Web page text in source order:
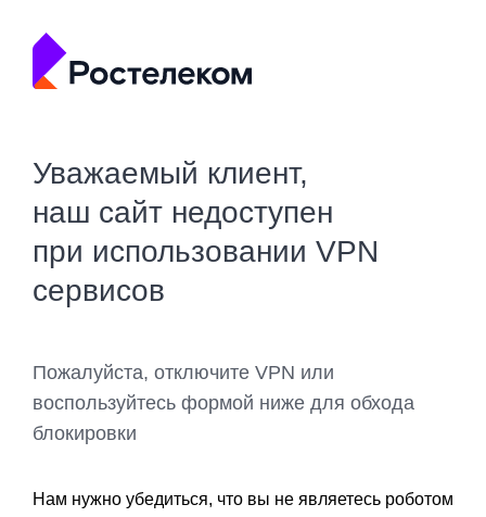
Уважаемый клиент,
наш сайт недоступен
при использовании VPN
сервисов
Пожалуйста, отключите VPN или
воспользуйтесь формой ниже для обхода
блокировки
Нам нужно убедиться, что вы не являетесь роботом